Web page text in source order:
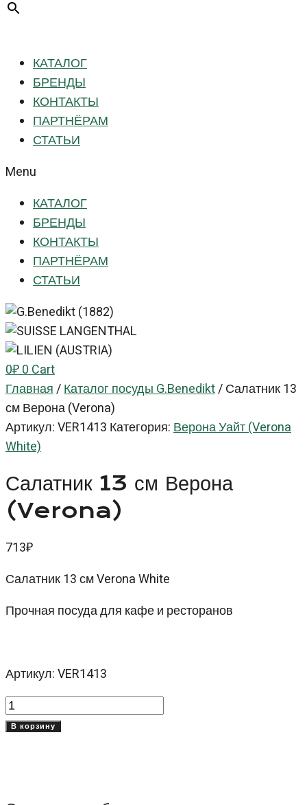
КАТАЛОГ
БРЕНДЫ
КОНТАКТЫ
ПАРТНЁРАМ
СТАТЬИ
Menu
КАТАЛОГ
БРЕНДЫ
КОНТАКТЫ
ПАРТНЁРАМ
СТАТЬИ
0₽0Cart
Главная/Каталог посуды G.Benedikt/Салатник 13
см Верона (Verona)
Артикул:VER1413 Категория:Верона Уайт (Verona
White)
Салатник 13 см Верона
(Verona)
713₽
Салатник 13 см Verona White
Прочная посуда для кафе и ресторанов
Артикул: VER1413
Количество
товара
Верона
В корзину